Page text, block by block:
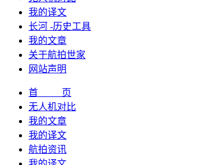
我的译文
长河 -历史工具
我的文章
关于航拍世家
网站声明
首 页
无人机对比
我的文章
我的译文
航拍资讯